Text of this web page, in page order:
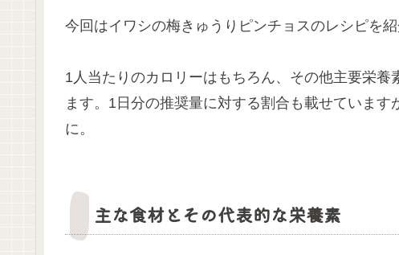
今回はイワシの梅きゅうりピンチョスのレシピを紹
1人当たりのカロリーはもちろん、その他主要栄
ます。1日分の推奨量に対する割合も載せていま
に。
主な食材とその代表的な栄養素